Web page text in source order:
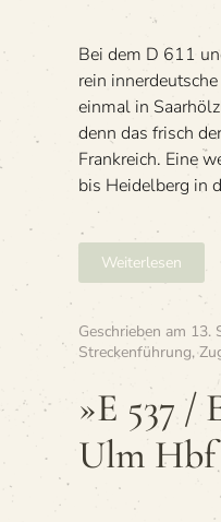
Bei dem D 611
rein
einmal in
denn das frisch
Frankreich. Eine
bis Heidelberg in
Weiterlesen
Geschrieben am 13.
Streckenführung,
»E 537 /
Ulm Hbf